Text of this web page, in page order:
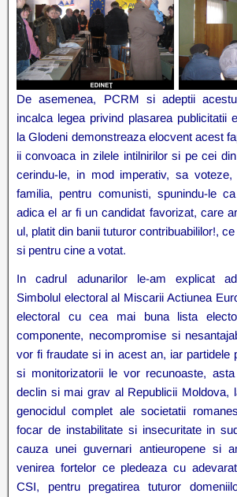
De asemenea, PCRM si adeptii
incalca legea privind plasarea publicitatii
la Glodeni demonstreaza elocvent acest
ii convoaca in zilele intilnirilor si pe cei
cerindu-le, in mod imperativ, sa
familia, pentru comunisti, spunindu-le
adica el ar fi un candidat favorizat, care
ul, platit din banii tuturor contribuabililor!,
si pentru cine a votat.
In cadrul adunarilor le-am explicat
Simbolul electoral al Miscarii Actiunea
electoral cu cea mai buna lista
componente, necompromise si
vor fi fraudate si in acest an, iar partidele
si monitorizatorii le vor recunoaste,
declin si mai grav al Republicii Moldova,
genocidul complet ale societatii
focar de instabilitate si insecuritate in
cauza unei guvernari antieuropene si
venirea fortelor ce pledeaza cu
CSI, pentru pregatirea tuturor